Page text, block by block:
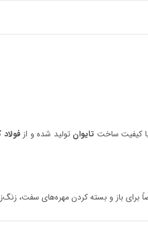
کیفیت ساخت تایوان تولید شده و از
برای باز و بسته کردن مهره‌های سفت،